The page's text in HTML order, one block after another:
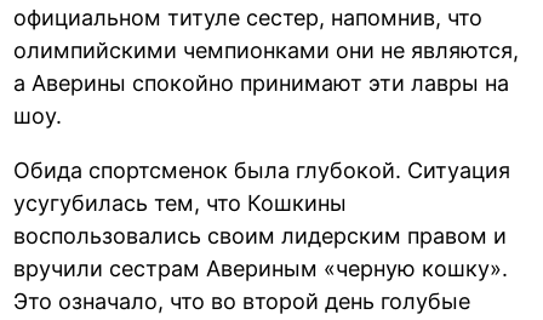
официальном титуле сестер, напомнив, что
олимпийскими чемпионками они не являются,
а Аверины спокойно принимают эти лавры на
шоу.
Обида спортсменок была глубокой. Ситуация
усугубилась тем, что Кошкины
воспользовались своим лидерским правом и
вручили сестрам Авериным «черную кошку».
Это означало, что во второй день голубые